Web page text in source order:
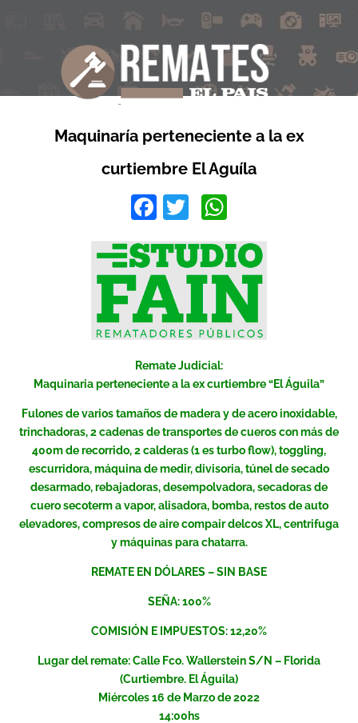
Maquinaría perteneciente a la ex
curtiembre El Aguíla
Facebook
Twitter
Remate Judicial:
Maquinaria perteneciente a la ex curtiembre “El Águila”
Fulones de varios tamaños de madera y de acero inoxidable,
trinchadoras, 2 cadenas de transportes de cueros con más de
400m de recorrido, 2 calderas (1 es turbo flow), toggling,
escurridora, máquina de medir, divisoria, túnel de secado
desarmado, rebajadoras, desempolvadora, secadoras de
cuero secoterm a vapor, alisadora, bomba, restos de auto
elevadores, compresos de aire compair delcos XL, centrifuga
y máquinas para chatarra.
REMATE EN DÓLARES – SIN BASE
SEÑA: 100%
COMISIÓN E IMPUESTOS: 12,20%
Lugar del remate: Calle Fco. Wallerstein S/N – Florida
(Curtiembre. El Águila)
Miércoles 16 de Marzo de 2022
14:00hs